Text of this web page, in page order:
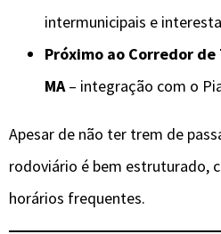
intermunicipais e
Próximo ao Corredor
MA– integração com o
Apesar de não ter trem de
rodoviário é bem estruturado,
horários frequentes.